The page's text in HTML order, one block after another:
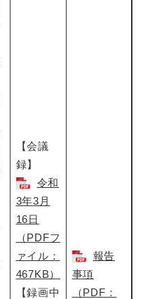
【会議
録】
令和
3年3月
16日
（PDFフ
ァイル：
467KB）
【録画中
報告
事項
（PDF：